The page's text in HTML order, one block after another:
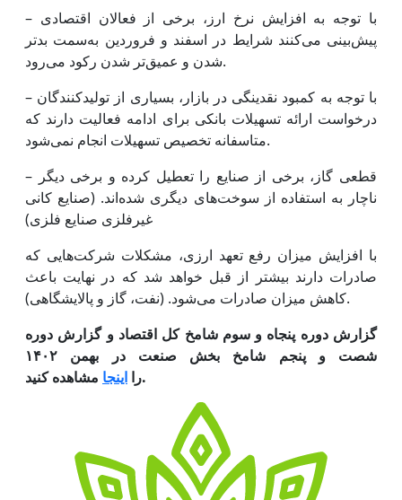
– با توجه به افزایش نرخ ارز، برخی از فعالان اقتصادی
پیش‌بینی می‌کنند شرایط در اسفند و فروردین به‌سمت بدتر
شدن و عمیق‌تر شدن رکود می‌رود.
– با توجه به کمبود نقدینگی در بازار، بسیاری از تولیدکنندگان
درخواست ارائه تسهیلات بانکی برای ادامه فعالیت دارند که
متاسفانه تخصیص تسهیلات انجام نمی‌شود.
– قطعی گاز، برخی از صنایع را تعطیل کرده و برخی دیگر
ناچار به استفاده از سوخت‌های دیگری شده‌اند. (صنایع کانی
غیرفلزی صنایع فلزی)
با افزایش میزان رفع تعهد ارزی، مشکلات شرکت‌هایی که
صادرات دارند بیشتر از قبل خواهد شد که در نهایت باعث
کاهش میزان صادرات می‌شود. (نفت، گاز و پالایشگاهی).
گزارش دوره پنجاه و سوم شامخ کل اقتصاد و گزارش دوره
شصت و پنجم شامخ بخش صنعت در بهمن ۱۴۰۲
را اینجا مشاهده کنید.